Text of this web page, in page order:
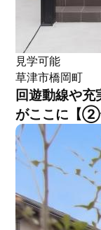
見学可能
草津市橋岡町
回遊動線や充
がここに【②